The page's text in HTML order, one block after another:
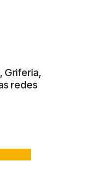
Griferia,
redes